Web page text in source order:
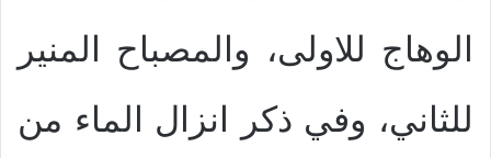
الوهاج للاولى، والمصباح المنير
للثاني، وفي ذكر انزال الماء من